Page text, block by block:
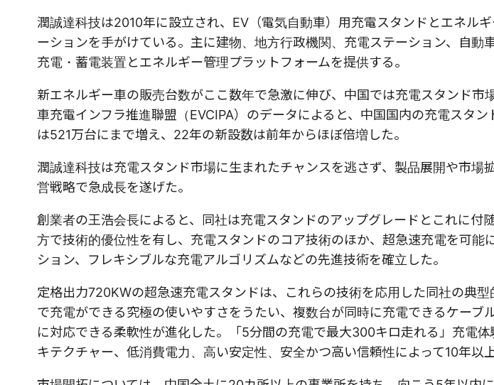
潤誠達科技は2010年に設立され、EV（電気自動車）用充電スタンドとエネル
ーションを手がけている。主に建物、地方行政機関、充電ステーション、自動
充電・蓄電装置とエネルギー管理プラットフォームを提供する。
新エネルギー車の販売台数がここ数年で急激に伸び、中国では充電スタンド市
車充電インフラ推進聯盟（EVCIPA）のデータによると、中国国内の充電スタ
は521万台にまで増え、22年の新設数は前年からほぼ倍増した。
潤誠達科技は充電スタンド市場に生まれたチャンスを逃さず、製品展開や市場
営戦略で急成長を遂げた。
創業者の王浩会長によると、同社は充電スタンドのアップグレードとこれに付
方で技術的優位性を有し、充電スタンドのコア技術のほか、超急速充電を可能
ション、フレキシブルな充電アルゴリズムなどの先進技術を確立した。
定格出力720KWの超急速充電スタンドは、これらの技術を応用した同社の典
で充電ができる究極の使いやすさをうたい、複数台が同時に充電できるケーブ
に対応できる柔軟性が進化した。「5分間の充電で最大300キロ走れる」充電
キテクチャー、低消費電力、高い安定性、安全かつ高い信頼性によって10年以